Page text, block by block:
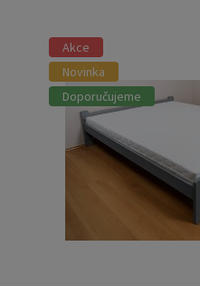
Akce
Novinka
Doporučujeme